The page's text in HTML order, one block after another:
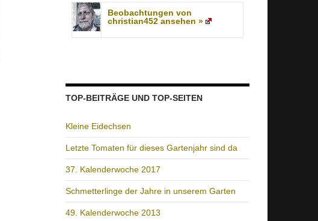
Beobachtungen von
christian452 ansehen »
TOP-BEITRÄGE UND TOP-SEITEN
Kleine Eidechsen
Letzte Tomaten für dieses Gartenjahr sind da
37. Kalenderwoche 2017
Schmetterlinge der Jahre in unserem Garten
49. Kalenderwoche 2013